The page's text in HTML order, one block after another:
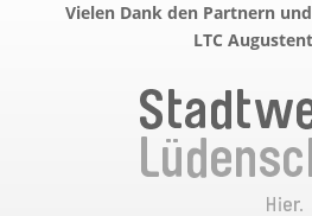
Vielen Dank den Partnern
LTC